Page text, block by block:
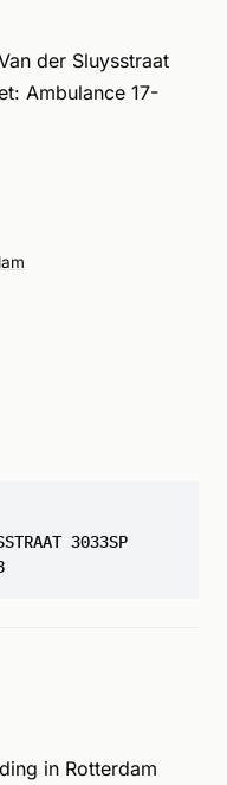
der Sluysstraat
Ambulance 17-
3033SP
in Rotterdam